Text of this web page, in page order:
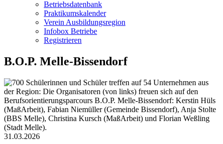
Betriebsdatenbank
Praktikumskalender
Verein Ausbildungsregion
Infobox Betriebe
Registrieren
B.O.P. Melle-Bissendorf
31.03.2026